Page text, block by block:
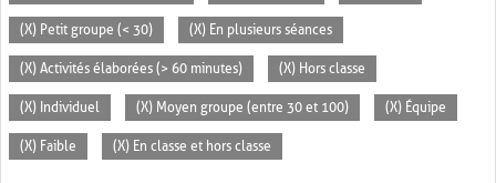
(X) Petit groupe (< 30) (X) En plusieurs séances
(X) Activités élaborées (> 60 minutes) (X) Hors classe
(X) Individuel (X) Moyen groupe (entre 30 et 100) (X) Équipe
(X) Faible (X) En classe et hors classe